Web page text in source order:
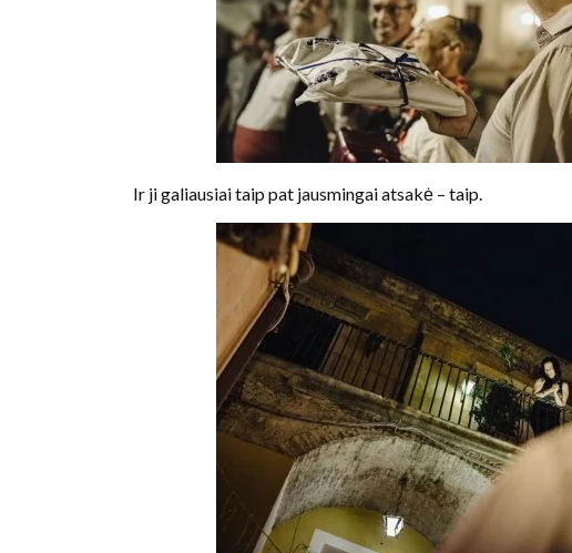
Ir ji galiausiai taip pat jausmingai atsakė – taip.